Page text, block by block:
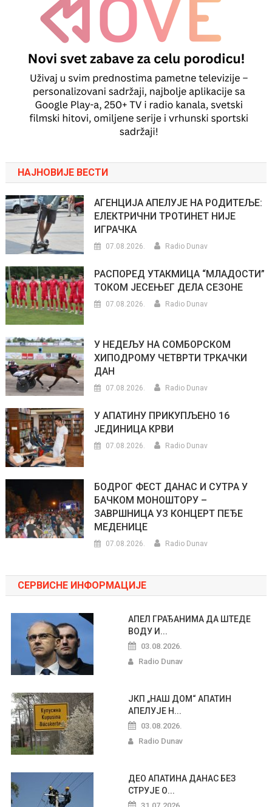
НАЈНОВИЈЕ ВЕСТИ
АГЕНЦИЈА АПЕЛУЈЕ НА РОДИТЕЉЕ:
ЕЛЕКТРИЧНИ ТРОТИНЕТ НИЈЕ
ИГРАЧКА
07.08.2026. Radio Dunav
РАСПОРЕД УТАКМИЦА “МЛАДОСТИ”
ТОКОМ ЈЕСЕЊЕГ ДЕЛА СЕЗОНЕ
07.08.2026. Radio Dunav
У НЕДЕЉУ НА СОМБОРСКОМ
ХИПОДРОМУ ЧЕТВРТИ ТРКАЧКИ
ДАН
07.08.2026. Radio Dunav
У АПАТИНУ ПРИКУПЉЕНО 16
ЈЕДИНИЦА КРВИ
07.08.2026. Radio Dunav
БОДРОГ ФЕСТ ДАНАС И СУТРА У
БАЧКОМ МОНОШТОРУ –
ЗАВРШНИЦА УЗ КОНЦЕРТ ПЕЂЕ
МЕДЕНИЦЕ
07.08.2026. Radio Dunav
СЕРВИСНЕ ИНФОРМАЦИЈЕ
АПЕЛ ГРАЂАНИМА ДА ШТЕДЕ
ВОДУ И...
03.08.2026.
Radio Dunav
ЈКП „НАШ ДОМ“ АПАТИН
АПЕЛУЈЕ Н...
03.08.2026.
Radio Dunav
ДЕО АПАТИНА ДАНАС БЕЗ
СТРУЈЕ О...